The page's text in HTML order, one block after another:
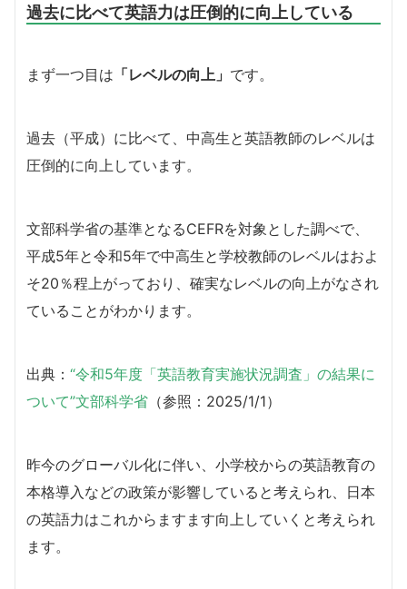
過去に比べて英語力は圧倒的に向上している
まず一つ目は 「レベルの向上」 です。
過去（平成）に比べて、中高生と英語教師のレベルは
圧倒的に向上しています。
文部科学省の基準となるCEFRを対象とした調べで、
平成5年と令和5年で中高生と学校教師のレベルはおよ
そ20％程上がっており、確実なレベルの向上がなされ
ていることがわかります。
出典： “令和5年度「英語教育実施状況調査」の結果に
ついて”文部科学省 （参照：2025/1/1）
昨今のグローバル化に伴い、小学校からの英語教育の
本格導入などの政策が影響していると考えられ、日本
の英語力はこれからますます向上していくと考えられ
ます。